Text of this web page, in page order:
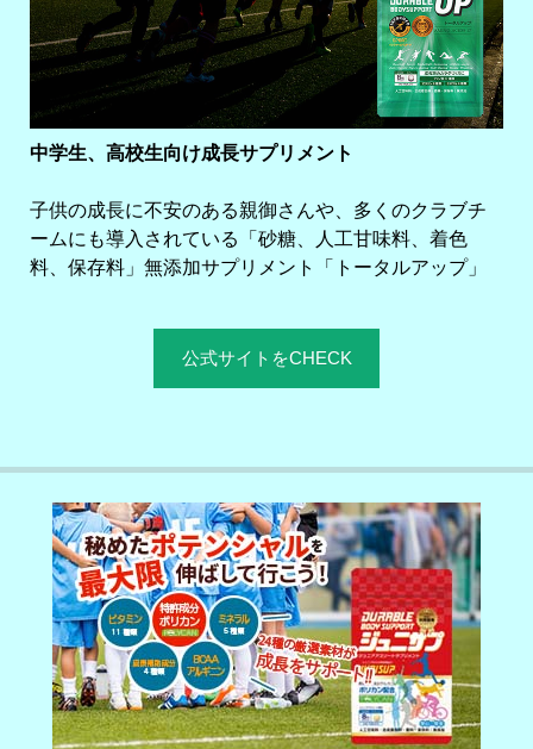
中学生、高校生向け成長サプリメント
子供の成長に不安のある親御さんや、多くのクラブチ
ームにも導入されている「砂糖、人工甘味料、着色
料、保存料」無添加サプリメント「トータルアップ」
公式サイトをCHECK